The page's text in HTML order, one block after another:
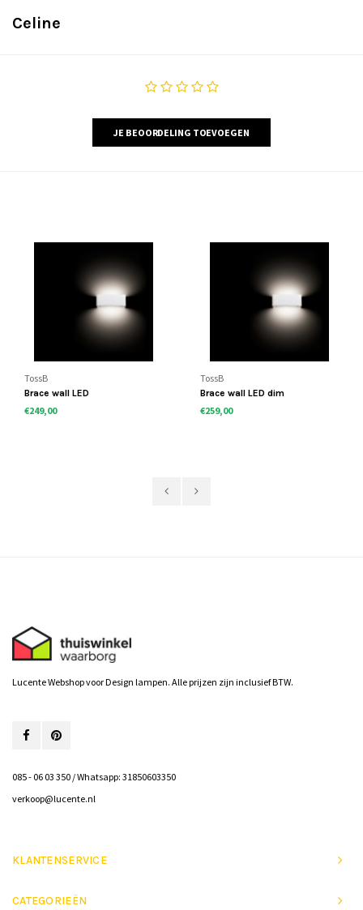
Celine
JE BEOORDELING TOEVOEGEN
TossB
Brace wall LED
€249,00
TossB
Brace wall LED dim
€259,00
Lucente Webshop voor Design lampen. Alle prijzen zijn inclusief BTW.
085 - 06 03 350 / Whatsapp: 31850603350
verkoop@lucente.nl
KLANTENSERVICE
CATEGORIEËN